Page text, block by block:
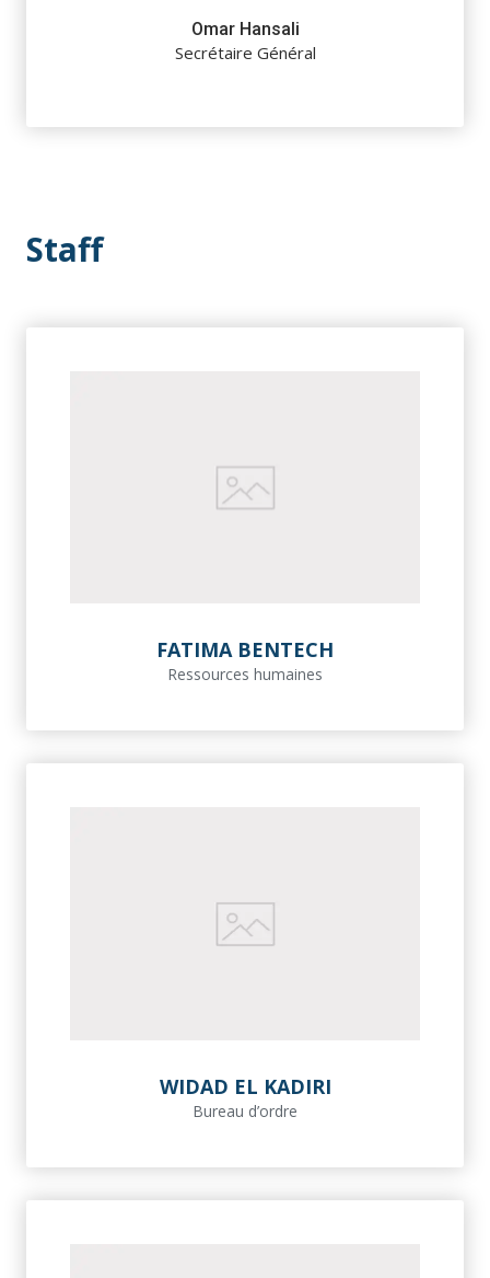
Omar Hansali
Secrétaire Général
Staff
FATIMA BENTECH
Ressources humaines
WIDAD EL KADIRI
Bureau d’ordre